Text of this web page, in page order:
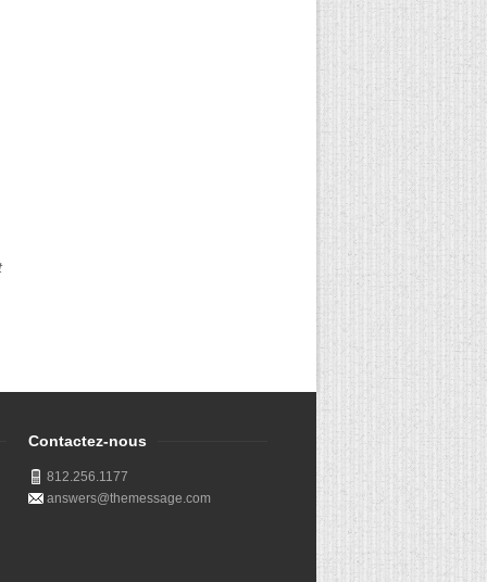
Contactez-nous
812.256.1177
answers@themessage.com